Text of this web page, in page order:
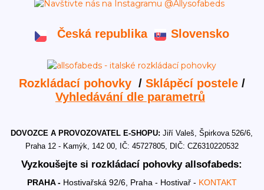
Česká republika Slovensko
Rozkládací pohovky / Sklápěcí postele/
Vyhledávání dle parametrů
DOVOZCE A PROVOZOVATEL E-SHOPU:Jiří Valeš, Špirkova 526/6,
Praha 12 - Kamýk, 142 00, IČ: 45727805, DIČ: CZ6310220532
Vyzkoušejte si rozkládací pohovky allsofabeds:
PRAHA - Hostivařská 92/6, Praha - Hostivař - KONTAKT